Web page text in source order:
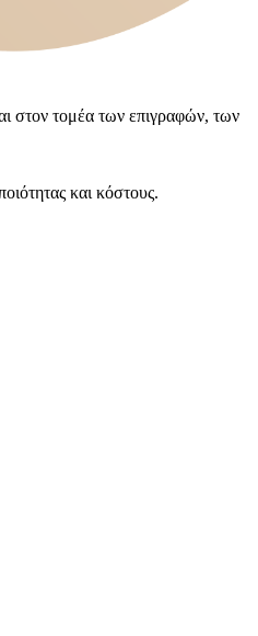
στον τομέα των επιγραφών, των
και κόστους.